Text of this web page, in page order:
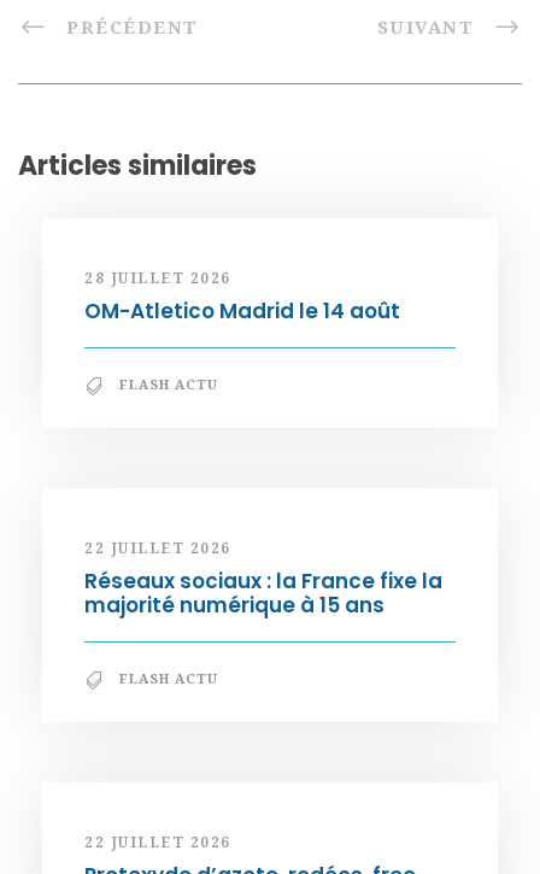
PRÉCÉDENT SUIVANT
Articles similaires
28 JUILLET 2026
OM-Atletico Madrid le 14 août
FLASH ACTU
22 JUILLET 2026
Réseaux sociaux : la France fixe la
majorité numérique à 15 ans
FLASH ACTU
22 JUILLET 2026